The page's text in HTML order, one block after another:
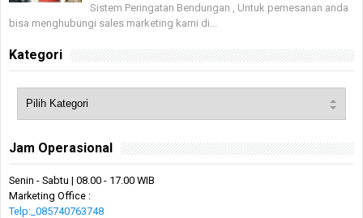
Sistem Peringatan Bendungan , Untuk pemesanan anda
bisa menghubungi sales marketing kami di...
Kategori
Jam Operasional
Senin - Sabtu | 08.00 - 17.00 WIB
Marketing Office :
Telp:_085740763748